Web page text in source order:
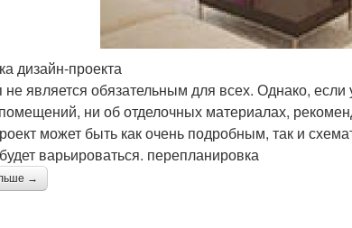
дизайн-проекта
не является обязательным для всех. Однако,
ни об отделочных материалах,
может быть как очень подробным, так и
варьироваться. перепланировка
→